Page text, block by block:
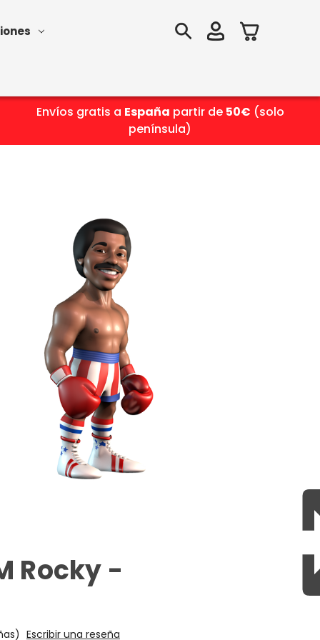
Envíos gratis a España partir de 50€ (solo
península)
Rocky -
Escribir una reseña